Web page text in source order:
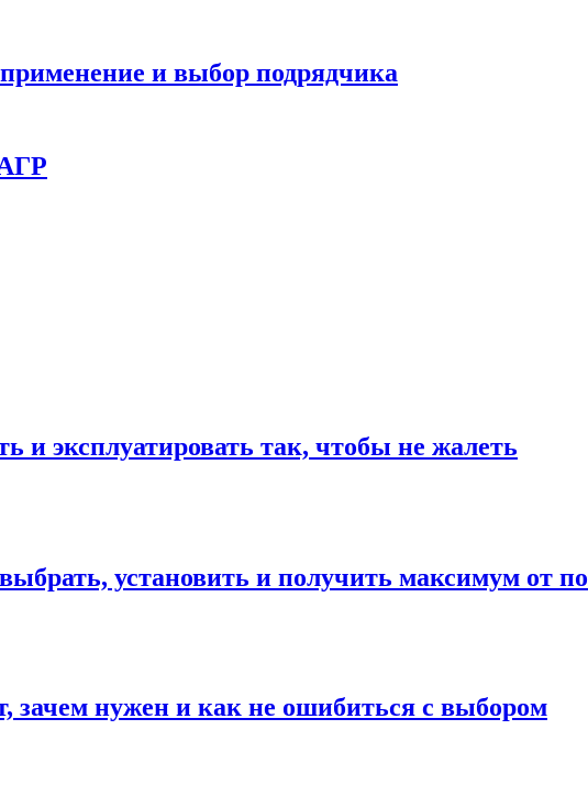
и выбор подрядчика
и эксплуатировать так, чтобы не жалеть
установить и получить максимум от
зачем нужен и как не ошибиться с выбором